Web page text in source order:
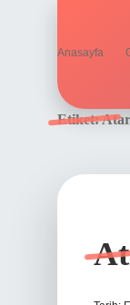
Anasayfa
Etiket: